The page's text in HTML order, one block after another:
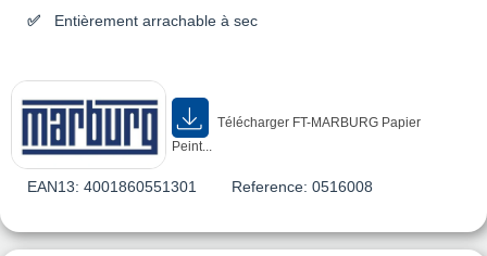
Entièrement arrachable à sec
Télécharger FT-MARBURG Papier
Peint...
EAN13: 4001860551301 Reference: 0516008